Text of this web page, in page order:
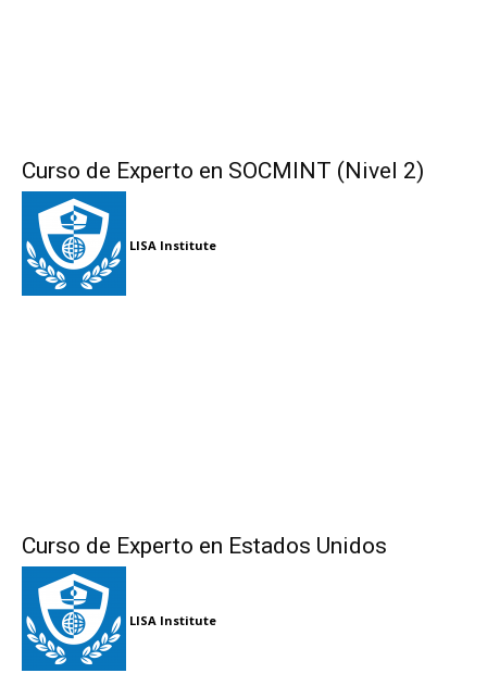
Curso de Experto en SOCMINT (Nivel 2)
LISA Institute
Curso de Experto en Estados Unidos
LISA Institute